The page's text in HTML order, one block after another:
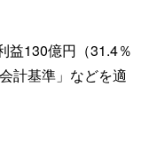
益130億円（31.4％
計基準」などを適